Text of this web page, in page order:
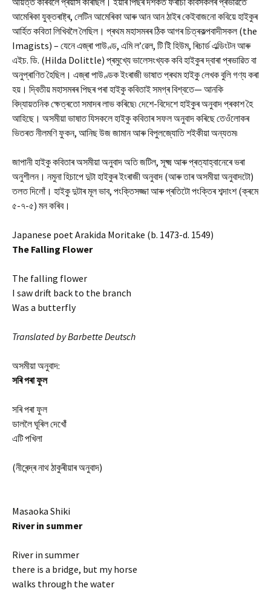
আমেৰিকা যুক্তৰাষ্ট্ৰ, লেটিন আমেৰিকা আৰু আন আন ঠাইৰ কেইবাজনো কবিয়ে হাইকুৰ
আৰ্হিত কবিতা লিখিবলৈ লৈছিল। প্ৰথম মহাসমৰৰ ঠিক আগৰ চিত্ৰকল্পবাদীসকল (the
Imagists) – যেনে এজ্ৰা পাউণ্ড, এমি ল’ৱেল, টি ইি হিউম, ৰিচাৰ্ড এল্ডিংটন আৰু
এইচ. ডি. (Hilda Dolittle) প্ৰমুখ্যে ভালেসংখ্যক কবি হাইকুৰ দ্বাৰা প্ৰভাৱিত বা
অনুপ্ৰাণিত হৈছিল। এজ্ৰা পাউণ্ডক ইংৰাজী ভাষাত প্ৰথম হাইকু লেখক বুলি গণ্য কৰা
হয়। দ্বিতীয় মহাসমৰৰ পিছৰ পৰা হাইকু কবিতাই সমগ্ৰ বিশ্বতে— আনকি
বিদ্যায়তনিক ক্ষেত্ৰতো সমাদৰ লাভ কৰিছে৷ দেশে-বিদেশে হাইকুৰ অনুবাদ প্ৰকাশ হৈ
আহিছে। অসমীয়া ভাষাত যিসকলে হাইকু কবিতাৰ সফল অনুবাদ কৰিছে তেওঁলোকৰ
ভিতৰত নীলমণি ফুকন, আনিছ উজ জামান আৰু বিপুলজ্যোতি শইকীয়া অন্যতম৷
জাপানী হাইকু কবিতাৰ অসমীয়া অনুবাদ অতি জটিল, সূক্ষ্ম আৰু প্ৰত্যাহ্বানেৰে ভৰা
অনুশীলন। নমুনা হিচাপে দুটা হাইকুৰ ইংৰাজী অনুবাদ (আৰু তাৰ অসমীয়া অনুবাদটো)
তলত দিলোঁ। হাইকু দুটাৰ মূল ভাব, পংক্তিসজ্জা আৰু প্ৰতিটো পংক্তিৰ শব্দাংশ (ক্ৰমে
৫-৭-৫) মন কৰিব।
Japanese poet Arakida Moritake (b. 1473-d. 1549)
The Falling Flower
The falling flower
I saw drift back to the branch
Was a butterfly
Translated by Barbette Deutsch
অসমীয়া অনুবাদ:
সৰি পৰা ফুল
সৰি পৰা ফুল
ডাললৈ ঘূৰিল দেখোঁ
এটি পখিলা
(নীৰেন্দ্ৰ নাথ ঠাকুৰীয়াৰ অনুবাদ)
Masaoka Shiki
River in summer
River in summer
there is a bridge, but my horse
walks through the water